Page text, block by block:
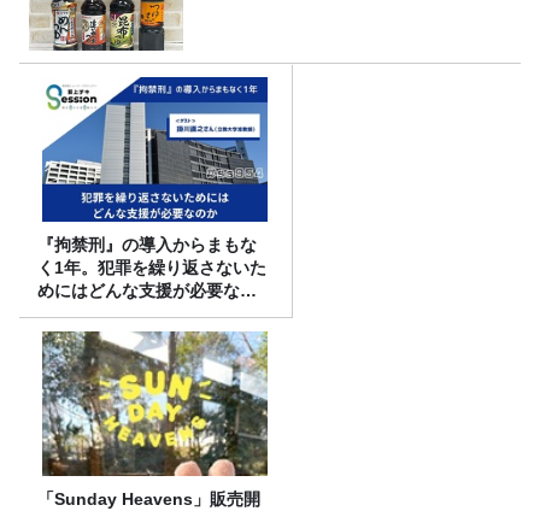
『拘禁刑』の導入からまもな
く1年。犯罪を繰り返さないた
めにはどんな支援が必要なの
か
「Sunday Heavens」販売開